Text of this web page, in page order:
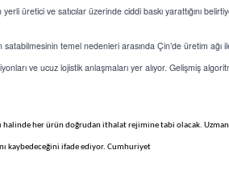
üretici ve satıcılar üzerinde ciddi baskı yarattığını
temel nedenleri arasında Çin’de üretim
ve ucuz lojistik anlaşmaları yer alıyor. Gelişmiş
halinde her ürün doğrudan ithalat rejimine tabi olacak.
kaybedeceğini ifade ediyor. Cumhuriyet